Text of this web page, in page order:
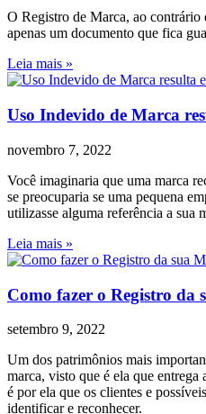
O Registro de Marca, ao contrário
apenas um documento que fica
Leia mais »
Uso Indevido de Marca
novembro 7, 2022
Você imaginaria que uma marca
se preocuparia se uma pequena
utilizasse alguma referência a sua
Leia mais »
Como fazer o Registro da
setembro 9, 2022
Um dos patrimônios mais
marca, visto que é ela que entrega
é por ela que os clientes e
identificar e reconhecer.